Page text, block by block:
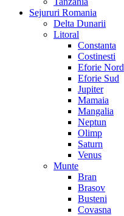
Sejururi Romania
Delta Dunarii
Litoral
Constanta
Costinesti
Eforie Nord
Eforie Sud
Jupiter
Mamaia
Mangalia
Neptun
Olimp
Saturn
Venus
Munte
Bran
Brasov
Busteni
Covasna